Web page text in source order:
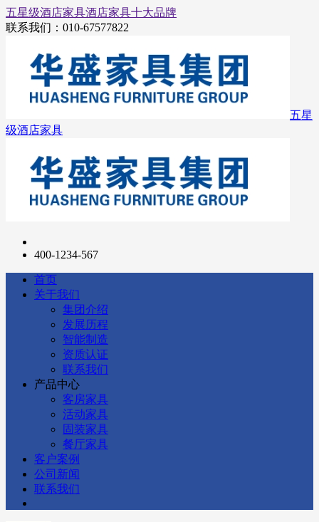
五星级酒店家具酒店家具十大品牌
联系我们： 010-67577822
五星
级酒店家具
400-1234-567
首页
关于我们
集团介绍
发展历程
智能制造
资质认证
联系我们
产品中心
客房家具
活动家具
固装家具
餐厅家具
客户案例
公司新闻
联系我们